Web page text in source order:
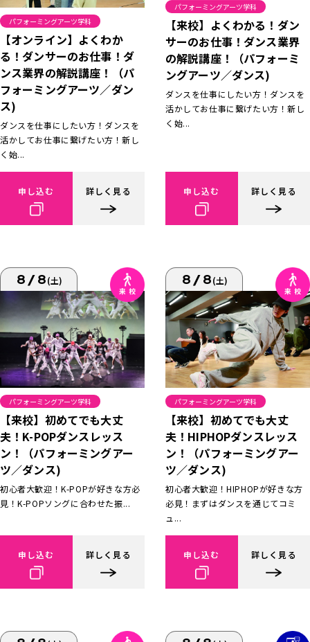
パフォーミングアーツ学科
【オンライン】よくわか
る！ダンサーのお仕事！ダ
ンス業界の解説講座！（パ
フォーミングアーツ／ダン
ス)
ダンスを仕事にしたい方！ダンスを
活かしてお仕事に繋げたい方！新し
く始...
申し込む 詳しく見る
パフォーミングアーツ学科
【来校】よくわかる！ダン
サーのお仕事！ダンス業界
の解説講座！（パフォーミ
ングアーツ／ダンス)
ダンスを仕事にしたい方！ダンスを
活かしてお仕事に繋げたい方！新し
く始...
申し込む 詳しく見る
8/8(土)
パフォーミングアーツ学科
【来校】初めてでも大丈
夫！K-POPダンスレッス
ン！（パフォーミングアー
ツ／ダンス)
初心者大歓迎！K-POPが好きな方必
見！K-POPソングに合わせた振...
申し込む 詳しく見る
8/8(土)
パフォーミングアーツ学科
【来校】初めてでも大丈
夫！HIPHOPダンスレッス
ン！（パフォーミングアー
ツ／ダンス)
初心者大歓迎！HIPHOPが好きな方
必見！まずはダンスを通じてコミ
ュ...
申し込む 詳しく見る